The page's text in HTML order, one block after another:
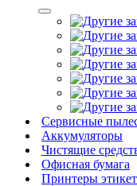
Сервисные
Аккумуляторы
Чистящие
Офисная бумага
Принтеры